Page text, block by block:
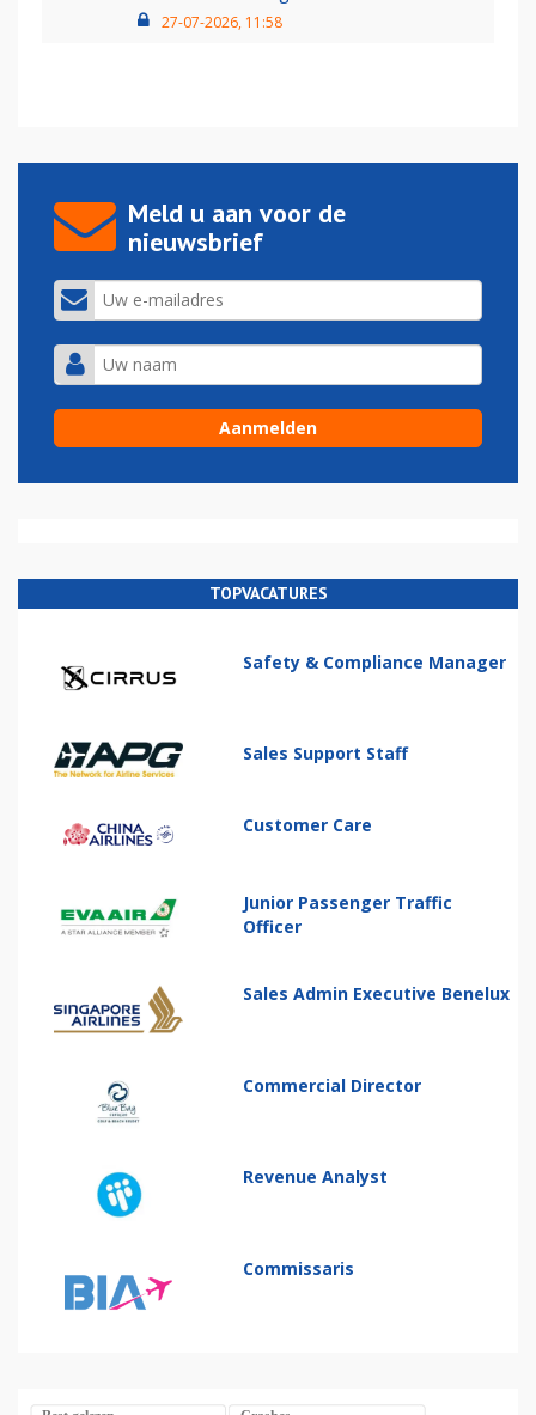
27-07-2026, 11:58
Meld u aan voor de
nieuwsbrief
TOPVACATURES
Safety & Compliance Manager
Sales Support Staff
Customer Care
Junior Passenger Traffic
Officer
Sales Admin Executive Benelux
Commercial Director
Revenue Analyst
Commissaris